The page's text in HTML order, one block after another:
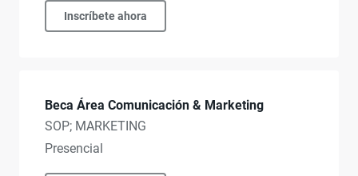
Inscríbete ahora
Beca Área Comunicación & Marketing
SOP; MARKETING
Presencial